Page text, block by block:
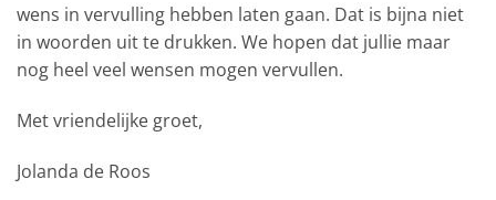
wens in vervulling hebben laten gaan. Dat is bijna niet
in woorden uit te drukken. We hopen dat jullie maar
nog heel veel wensen mogen vervullen.
Met vriendelijke groet,
Jolanda de Roos